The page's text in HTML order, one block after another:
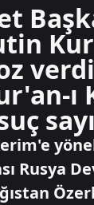
ı
Rusya